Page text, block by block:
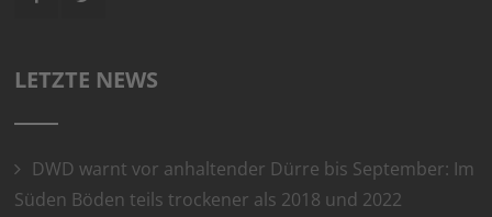
LETZTE NEWS
DWD warnt vor anhaltender Dürre bis September: Im
Süden Böden teils trockener als 2018 und 2022